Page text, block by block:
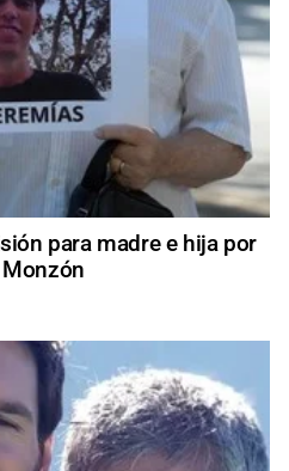
para madre e hija por